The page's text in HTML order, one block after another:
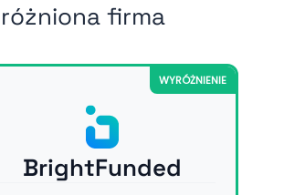
firma
WYRÓŻNIENIE
BrightFunded